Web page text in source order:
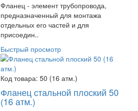
Фланец - элемент трубопровода,
предназначенный для монтажа
отдельных его частей и для
присоедин..
Быстрый просмотр
Код товара: 50 (16 атм.)
Фланец стальной плоский 50
(16 атм.)